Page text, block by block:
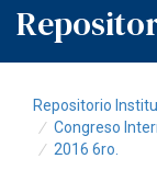
Repositorio
Congreso
2016 6ro.